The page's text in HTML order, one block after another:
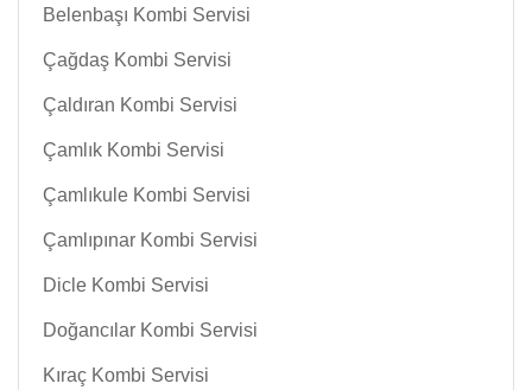
Belenbaşı Kombi Servisi
Çağdaş Kombi Servisi
Çaldıran Kombi Servisi
Çamlık Kombi Servisi
Çamlıkule Kombi Servisi
Çamlıpınar Kombi Servisi
Dicle Kombi Servisi
Doğancılar Kombi Servisi
Kıraç Kombi Servisi